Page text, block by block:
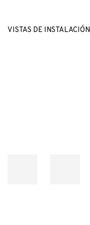
VISTAS DE INSTALACIÓN